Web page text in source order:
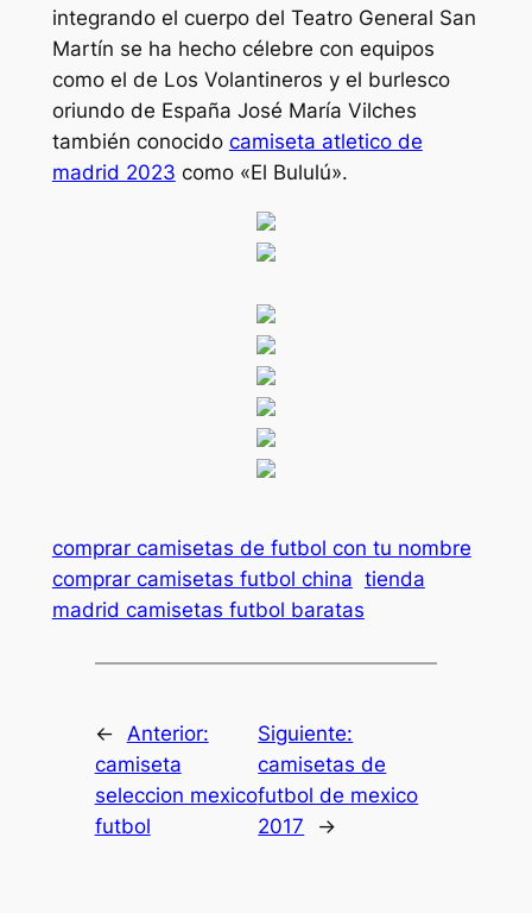
integrando el cuerpo del Teatro General San
Martín se ha hecho célebre con equipos
como el de Los Volantineros y el burlesco
oriundo de España José María Vilches
también conocido camiseta atletico de
madrid 2023 como «El Bululú».
comprar camisetas de futbol con tu nombre
comprar camisetas futbol china tienda
madrid camisetas futbol baratas
←
Anterior:
camiseta
seleccion mexico
futbol
Siguiente:
camisetas de
futbol de mexico
2017
→